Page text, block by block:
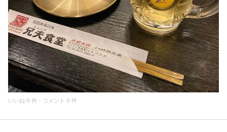
いいね 0 件・コメント 0 件